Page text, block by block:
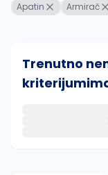
Apatin Armirač
Trenutno